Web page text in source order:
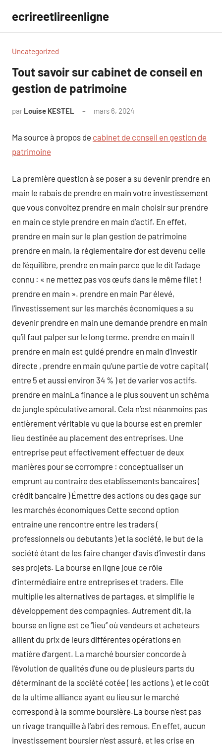
contenu
ecrireetlireenligne
Uncategorized
Tout savoir sur cabinet de conseil en
gestion de patrimoine
par Louise KESTEL mars 6, 2024
Ma source à propos de cabinet de conseil en gestion de
patrimoine
La première question à se poser a su devenir prendre en
main le rabais de prendre en main votre investissement
que vous convoitez prendre en main choisir sur prendre
en main ce style prendre en main d’actif. En effet,
prendre en main sur le plan gestion de patrimoine
prendre en main, la réglementaire d’or est devenu celle
de l’équilibre, prendre en main parce que le dit l’adage
connu : « ne mettez pas vos œufs dans le même filet !
prendre en main ». prendre en main Par élevé,
l’investissement sur les marchés économiques a su
devenir prendre en main une demande prendre en main
qu’il faut palper sur le long terme. prendre en main Il
prendre en main est guidé prendre en main d’investir
directe , prendre en main qu’une partie de votre capital (
entre 5 et aussi environ 34 % ) et de varier vos actifs.
prendre en mainLa finance a le plus souvent un schéma
de jungle spéculative amoral. Cela n’est néanmoins pas
entièrement véritable vu que la bourse est en premier
lieu destinée au placement des entreprises. Une
entreprise peut effectivement effectuer de deux
manières pour se corrompre : conceptualiser un
emprunt au contraire des etablissements bancaires (
crédit bancaire ) Émettre des actions ou des gage sur
les marchés économiques Cette second option
entraine une rencontre entre les traders (
professionnels ou debutants ) et la société, le but de la
société étant de les faire changer d’avis d’investir dans
ses projets. La bourse en ligne joue ce rôle
d’intermédiaire entre entreprises et traders. Elle
multiplie les alternatives de partages, et simplifie le
développement des compagnies. Autrement dit, la
bourse en ligne est ce ‘’lieu’’ où vendeurs et acheteurs
aillent du prix de leurs différentes opérations en
matière d’argent. La marché boursier concorde à
l’évolution de qualités d’une ou de plusieurs parts du
déterminant de la société cotée ( les actions ), et le coût
de la ultime alliance ayant eu lieu sur le marché
correspond à la somme boursière.La bourse n’est pas
un rivage tranquille à l’abri des remous. En effet, aucun
investissement boursier n’est assuré, et les crise en